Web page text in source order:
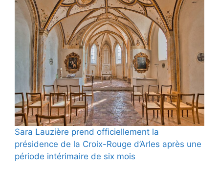
Sara Lauzière prend officiellement la
présidence de la Croix-Rouge d’Arles après une
période intérimaire de six mois